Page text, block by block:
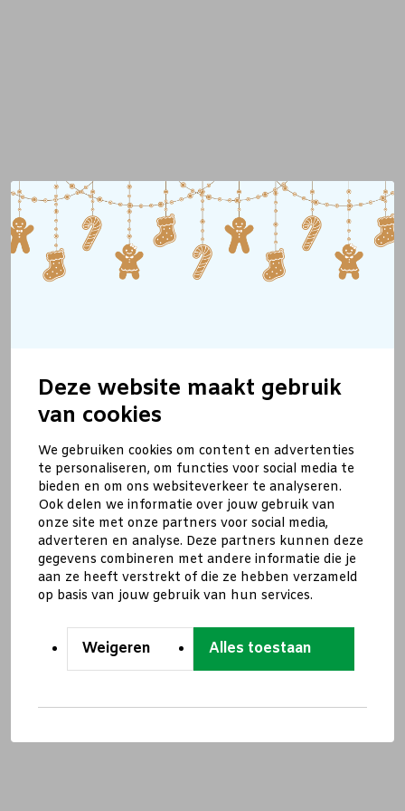
Deze website maakt gebruik
van cookies
We gebruiken cookies om content en advertenties
te personaliseren, om functies voor social media te
bieden en om ons websiteverkeer te analyseren.
Ook delen we informatie over jouw gebruik van
onze site met onze partners voor social media,
adverteren en analyse. Deze partners kunnen deze
gegevens combineren met andere informatie die je
aan ze heeft verstrekt of die ze hebben verzameld
op basis van jouw gebruik van hun services.
Weigeren Alles toestaan